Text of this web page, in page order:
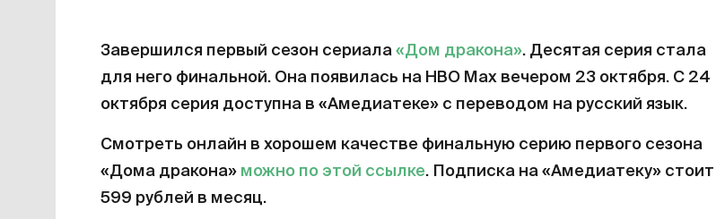
Завершился первый сезон сериала «Дом дракона». Десятая серия стала
для него финальной. Она появилась на HBO Max вечером 23 октября. С 24
октября серия доступна в «Амедиатеке» с переводом на русский язык.
Смотреть онлайн в хорошем качестве финальную серию первого сезона
«Дома дракона» можно по этой ссылке. Подписка на «Амедиатеку» стоит
599 рублей в месяц.